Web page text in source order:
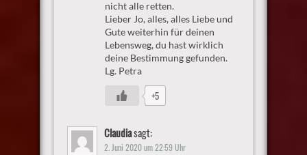
nicht alle retten.
Lieber Jo, alles, alles Liebe und
Gute weiterhin für deinen
Lebensweg, du hast wirklich
deine Bestimmung gefunden.
Lg. Petra
+5
Claudiasagt:
2. Juni 2020 um 22:59 Uhr